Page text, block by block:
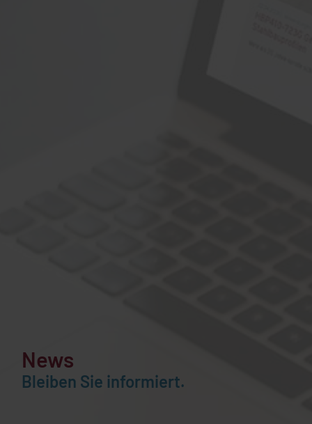
News
Bleiben Sie informiert.